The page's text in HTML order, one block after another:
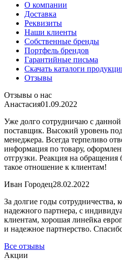
О компании
Доставка
Реквизиты
Наши клиенты
Собственные бренды
Портфель брендов
Гарантийные письма
Скачать каталоги
Отзывы
Отзывы о нас
Анастасия01.09.2022
Уже долго сотрудничаю с
поставщик. Высокий уровень
менеджера. Всегда терпеливо
информация по товару,
отгрузки. Реакция на обращения
такое отношение к клиентам!
Иван Городец28.02.2022
За долгие годы сотрудничества,
надежного партнера, с
клиентам, хорошая линейка
и надежное партнерство.
Все отзывы
Акции